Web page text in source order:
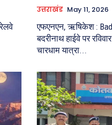
उत्तराखंड May 11, 2026
एफएनएन, ऋषिकेश :
बदरीनाथ हाईवे पर
चारधाम यात्रा...